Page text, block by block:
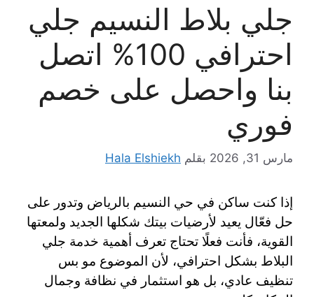
جلي بلاط النسيم جلي
احترافي 100% اتصل
بنا واحصل على خصم
فوري
مارس 31, 2026 بقلم Hala Elshiekh
إذا كنت ساكن في حي النسيم بالرياض وتدور على
حل فعّال يعيد لأرضيات بيتك شكلها الجديد ولمعتها
القوية، فأنت فعلًا تحتاج تعرف أهمية خدمة جلي
البلاط بشكل احترافي، لأن الموضوع مو بس
تنظيف عادي، بل هو استثمار في نظافة وجمال